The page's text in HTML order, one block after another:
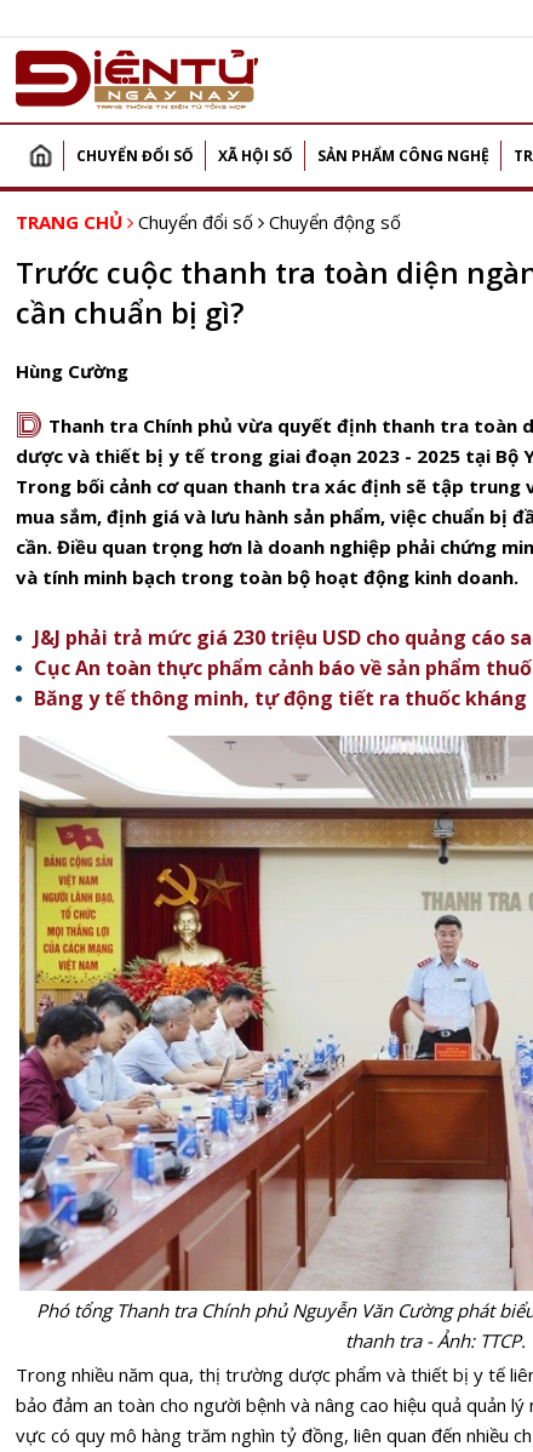
CHUYỂN ĐỔI SỐ XÃ HỘI SỐ SẢN PHẨM CÔNG NGHỆ
TRANG CHỦ Chuyển đổi số Chuyển động số
Trước cuộc thanh tra toàn diện
cần chuẩn bị gì?
Hùng Cường
D Thanh tra Chính phủ vừa quyết định thanh tra toàn
dược và thiết bị y tế trong giai đoạn 2023 - 2025 tại Bộ
Trong bối cảnh cơ quan thanh tra xác định sẽ tập trung
mua sắm, định giá và lưu hành sản phẩm, việc chuẩn bị
cần. Điều quan trọng hơn là doanh nghiệp phải chứng
và tính minh bạch trong toàn bộ hoạt động kinh doanh.
J&J phải trả mức giá 230 triệu USD cho quảng cáo
Cục An toàn thực phẩm cảnh báo về sản phẩm
Băng y tế thông minh, tự động tiết ra thuốc
Phó tổng Thanh tra Chính phủ Nguyễn Văn Cường phát
thanh tra - Ảnh: TTCP.
Trong nhiều năm qua, thị trường dược phẩm và thiết bị y tế
bảo đảm an toàn cho người bệnh và nâng cao hiệu quả quản
vực có quy mô hàng trăm nghìn tỷ đồng, liên quan đến nhiều